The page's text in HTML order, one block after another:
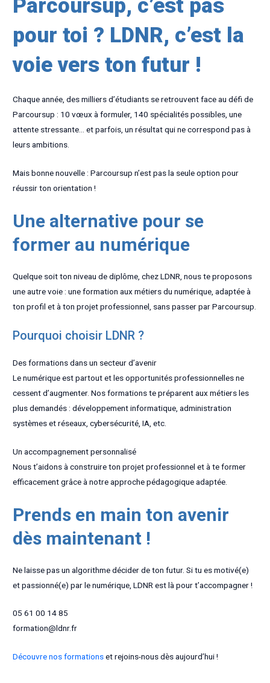
Parcoursup, c’est pas
pour toi ? LDNR, c’est la
voie vers ton futur !
Chaque année, des milliers d’étudiants se retrouvent face au défi de
Parcoursup : 10 vœux à formuler, 140 spécialités possibles, une
attente stressante… et parfois, un résultat qui ne correspond pas à
leurs ambitions.
Mais bonne nouvelle : Parcoursup n’est pas la seule option pour
réussir ton orientation !
Une alternative pour se
former au numérique
Quelque soit ton niveau de diplôme, chez LDNR, nous te proposons
une autre voie : une formation aux métiers du numérique, adaptée à
ton profil et à ton projet professionnel, sans passer par Parcoursup.
Pourquoi choisir LDNR ?
Des formations dans un secteur d’avenir
Le numérique est partout et les opportunités professionnelles ne
cessent d’augmenter. Nos formations te préparent aux métiers les
plus demandés : développement informatique, administration
systèmes et réseaux, cybersécurité, IA, etc.
Un accompagnement personnalisé
Nous t’aidons à construire ton projet professionnel et à te former
efficacement grâce à notre approche pédagogique adaptée.
Prends en main ton avenir
dès maintenant !
Ne laisse pas un algorithme décider de ton futur. Si tu es motivé(e)
et passionné(e) par le numérique, LDNR est là pour t’accompagner !
05 61 00 14 85
formation@ldnr.fr
Découvre nos formationset rejoins-nous dès aujourd’hui !